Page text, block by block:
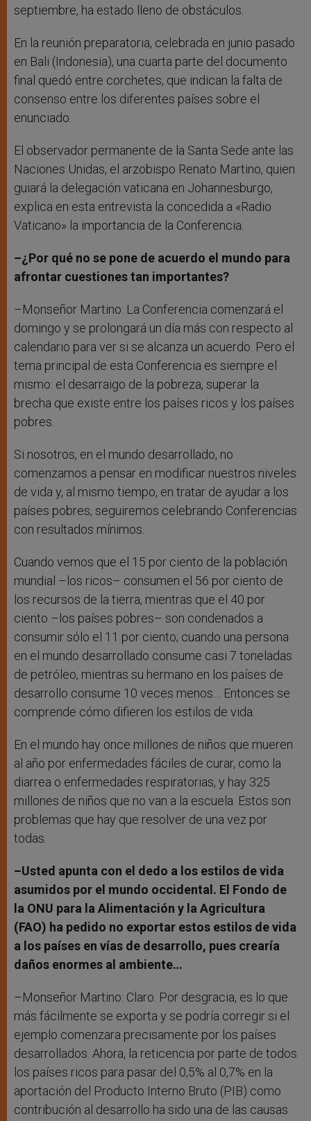
septiembre, ha estado lleno de obstáculos.
En la reunión preparatoria, celebrada en junio pasado
en Bali (Indonesia), una cuarta parte del documento
final quedó entre corchetes, que indican la falta de
consenso entre los diferentes países sobre el
enunciado.
El observador permanente de la Santa Sede ante las
Naciones Unidas, el arzobispo Renato Martino, quien
guiará la delegación vaticana en Johannesburgo,
explica en esta entrevista la concedida a «Radio
Vaticano» la importancia de la Conferencia.
–¿Por qué no se pone de acuerdo el mundo para
afrontar cuestiones tan importantes?
–Monseñor Martino: La Conferencia comenzará el
domingo y se prolongará un día más con respecto al
calendario para ver si se alcanza un acuerdo. Pero el
tema principal de esta Conferencia es siempre el
mismo: el desarraigo de la pobreza, superar la
brecha que existe entre los países ricos y los países
pobres.
Si nosotros, en el mundo desarrollado, no
comenzamos a pensar en modificar nuestros niveles
de vida y, al mismo tiempo, en tratar de ayudar a los
países pobres, seguiremos celebrando Conferencias
con resultados mínimos.
Cuando vemos que el 15 por ciento de la población
mundial –los ricos– consumen el 56 por ciento de
los recursos de la tierra, mientras que el 40 por
ciento –los países pobres– son condenados a
consumir sólo el 11 por ciento; cuando una persona
en el mundo desarrollado consume casi 7 toneladas
de petróleo, mientras su hermano en los países de
desarrollo consume 10 veces menos… Entonces se
comprende cómo difieren los estilos de vida.
En el mundo hay once millones de niños que mueren
al año por enfermedades fáciles de curar, como la
diarrea o enfermedades respiratorias, y hay 325
millones de niños que no van a la escuela. Estos son
problemas que hay que resolver de una vez por
todas.
–Usted apunta con el dedo a los estilos de vida
asumidos por el mundo occidental. El Fondo de
la ONU para la Alimentación y la Agricultura
(FAO) ha pedido no exportar estos estilos de vida
a los países en vías de desarrollo, pues crearía
daños enormes al ambiente…
–Monseñor Martino: Claro. Por desgracia, es lo que
más fácilmente se exporta y se podría corregir si el
ejemplo comenzara precisamente por los países
desarrollados. Ahora, la reticencia por parte de todos
los países ricos para pasar del 0,5% al 0,7% en la
aportación del Producto Interno Bruto (PIB) como
contribución al desarrollo ha sido una de las causas